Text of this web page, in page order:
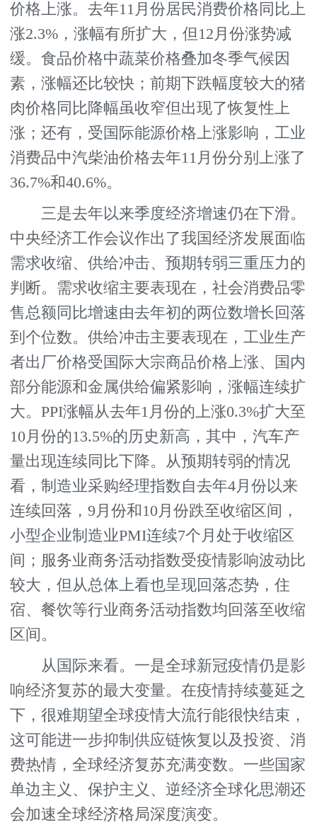
价格上涨。去年11月份居民消费价格同比上
涨2.3%，涨幅有所扩大，但12月份涨势减
缓。食品价格中蔬菜价格叠加冬季气候因
素，涨幅还比较快；前期下跌幅度较大的猪
肉价格同比降幅虽收窄但出现了恢复性上
涨；还有，受国际能源价格上涨影响，工业
消费品中汽柴油价格去年11月份分别上涨了
36.7%和40.6%。
三是去年以来季度经济增速仍在下滑。
中央经济工作会议作出了我国经济发展面临
需求收缩、供给冲击、预期转弱三重压力的
判断。需求收缩主要表现在，社会消费品零
售总额同比增速由去年初的两位数增长回落
到个位数。供给冲击主要表现在，工业生产
者出厂价格受国际大宗商品价格上涨、国内
部分能源和金属供给偏紧影响，涨幅连续扩
大。PPI涨幅从去年1月份的上涨0.3%扩大至
10月份的13.5%的历史新高，其中，汽车产
量出现连续同比下降。从预期转弱的情况
看，制造业采购经理指数自去年4月份以来
连续回落，9月份和10月份跌至收缩区间，
小型企业制造业PMI连续7个月处于收缩区
间；服务业商务活动指数受疫情影响波动比
较大，但从总体上看也呈现回落态势，住
宿、餐饮等行业商务活动指数均回落至收缩
区间。
从国际来看。一是全球新冠疫情仍是影
响经济复苏的最大变量。在疫情持续蔓延之
下，很难期望全球疫情大流行能很快结束，
这可能进一步抑制供应链恢复以及投资、消
费热情，全球经济复苏充满变数。一些国家
单边主义、保护主义、逆经济全球化思潮还
会加速全球经济格局深度演变。